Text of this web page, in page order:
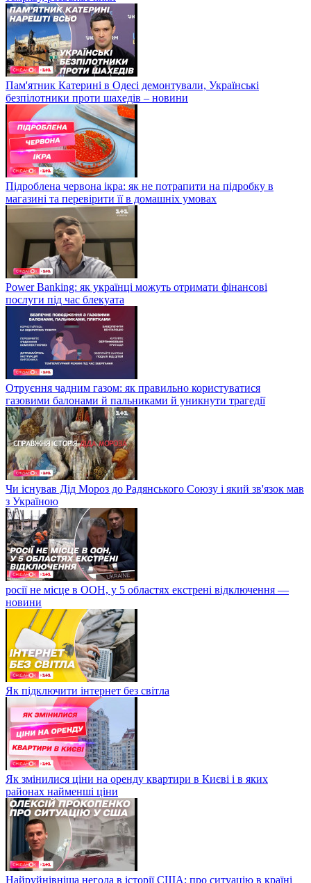
Пам'ятник Катерині в Одесі демонтували, Українські
безпілотники проти шахедів – новини
Підроблена червона ікра: як не потрапити на підробку в
магазині та перевірити її в домашніх умовах
Power Banking: як українці можуть отримати фінансові
послуги під час блекуата
Отруєння чадним газом: як правильно користуватися
газовими балонами й пальниками й уникнути трагедії
Чи існував Дід Мороз до Радянського Союзу і який зв'язок мав
з Україною
росії не місце в ООН, у 5 областях екстрені відключення —
новини
Як підключити інтернет без світла
Як змінилися ціни на оренду квартири в Києві і в яких
районах найменші ціни
Найруйнівніша негода в історії США: про ситуацію в країні